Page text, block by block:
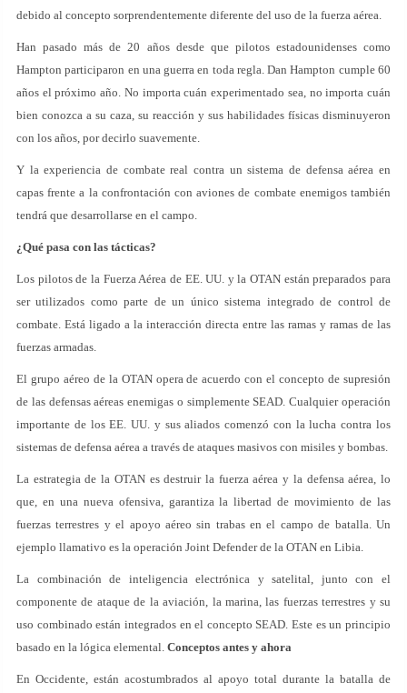
debido al concepto sorprendentemente diferente del uso de la fuerza aérea.
Han pasado más de 20 años desde que pilotos estadounidenses como
Hampton participaron en una guerra en toda regla. Dan Hampton cumple 60
años el próximo año. No importa cuán experimentado sea, no importa cuán
bien conozca a su caza, su reacción y sus habilidades físicas disminuyeron
con los años, por decirlo suavemente.
Y la experiencia de combate real contra un sistema de defensa aérea en
capas frente a la confrontación con aviones de combate enemigos también
tendrá que desarrollarse en el campo.
¿Qué pasa con las tácticas?
Los pilotos de la Fuerza Aérea de EE. UU. y la OTAN están preparados para
ser utilizados como parte de un único sistema integrado de control de
combate. Está ligado a la interacción directa entre las ramas y ramas de las
fuerzas armadas.
El grupo aéreo de la OTAN opera de acuerdo con el concepto de supresión
de las defensas aéreas enemigas o simplemente SEAD. Cualquier operación
importante de los EE. UU. y sus aliados comenzó con la lucha contra los
sistemas de defensa aérea a través de ataques masivos con misiles y bombas.
La estrategia de la OTAN es destruir la fuerza aérea y la defensa aérea, lo
que, en una nueva ofensiva, garantiza la libertad de movimiento de las
fuerzas terrestres y el apoyo aéreo sin trabas en el campo de batalla. Un
ejemplo llamativo es la operación Joint Defender de la OTAN en Libia.
La combinación de inteligencia electrónica y satelital, junto con el
componente de ataque de la aviación, la marina, las fuerzas terrestres y su
uso combinado están integrados en el concepto SEAD. Este es un principio
basado en la lógica elemental. Conceptos antes y ahora
En Occidente, están acostumbrados al apoyo total durante la batalla de